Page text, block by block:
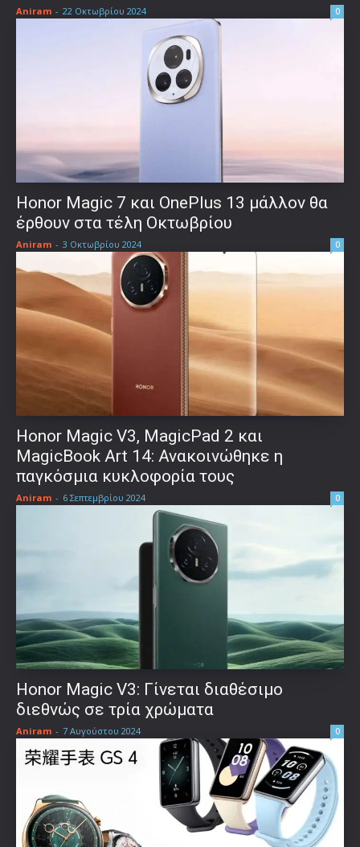
Aniram - 22 Οκτωβρίου 2024 0
Honor Magic 7 και OnePlus 13 μάλλον θα
έρθουν στα τέλη Οκτωβρίου
Aniram - 3 Οκτωβρίου 2024 0
Honor Magic V3, MagicPad 2 και
MagicBook Art 14: Ανακοινώθηκε η
παγκόσμια κυκλοφορία τους
Aniram - 6 Σεπτεμβρίου 2024 0
Honor Magic V3: Γίνεται διαθέσιμο
διεθνώς σε τρία χρώματα
Aniram - 7 Αυγούστου 2024 0